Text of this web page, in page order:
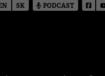
SK PODCAST